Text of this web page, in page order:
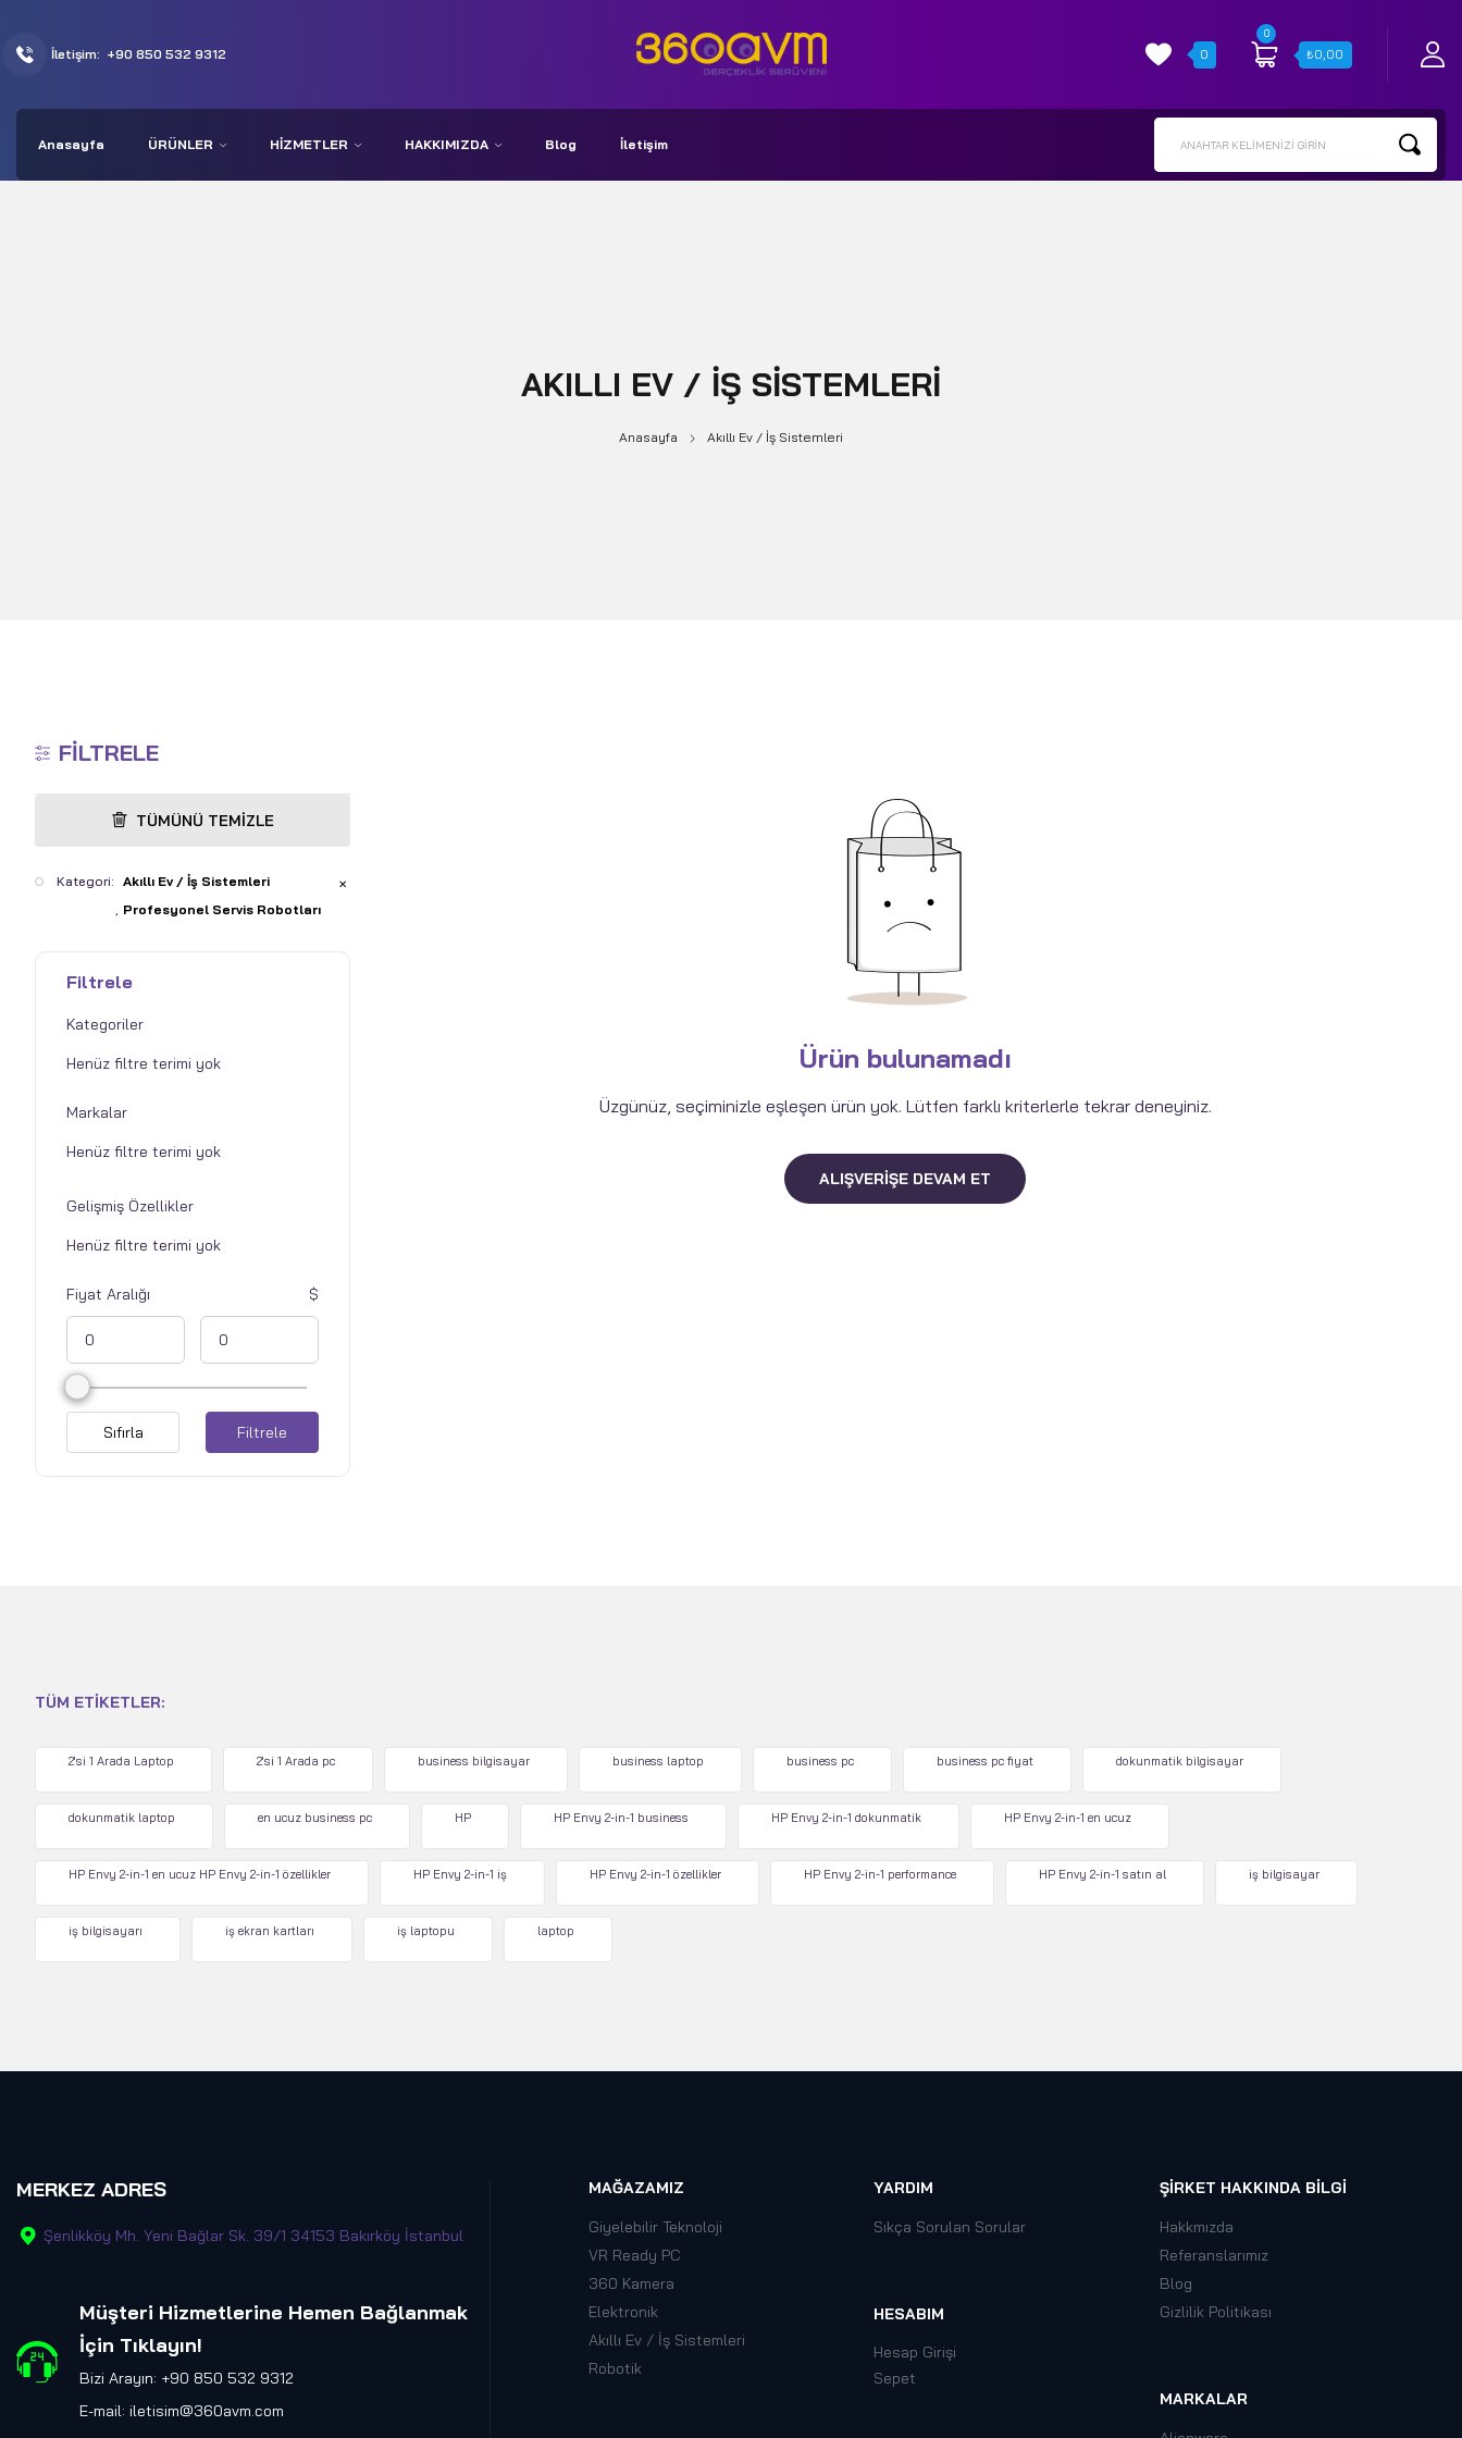
İletişim: +90 850 532 9312 0
0
₺0,00
Anasayfa ÜRÜNLER HIZMETLER HAKKIMIZDA Blog İletişim ANAHTAR KELIMENIZI GIRIN
AKILLI EV / İŞ SISTEMLERI
Anasayfa Akıllı Ev / İş Sistemleri
FILTRELE
TÜMÜNÜ TEMIZLE
Kategori: Akıllı Ev / İş Sistemleri
Profesyonel Servis Robotları
✕
Filtrele
Kategoriler
Markalar
Gelişmiş Özellikler
Fiyat Aralığı
Filtrele
Sıfırla
Ürün bulunamadı
Üzgünüz, seçiminizle eşleşen ürün yok. Lütfen farklı kriterlerle tekrar deneyiniz.
ALIŞVERIŞE DEVAM ET
TÜM ETIKETLER:
2'si 1 Arada Laptop 2'si 1 Arada pc business bilgisayar business laptop business pc business pc fiyat dokunmatik bilgisayar
dokunmatik laptop en ucuz business pc HP HP Envy 2-in-1 business HP Envy 2-in-1 dokunmatik HP Envy 2-in-1 en ucuz
HP Envy 2-in-1 en ucuz HP Envy 2-in-1 özellikler HP Envy 2-in-1 iş HP Envy 2-in-1 özellikler HP Envy 2-in-1 performance HP Envy 2-in-1 satın al iş bilgisayar
iş bilgisayarı iş ekran kartları iş laptopu laptop
MERKEZ ADRES
Şenlikköy Mh. Yeni Bağlar Sk. 39/1 34153 Bakırköy İstanbul
Müşteri Hizmetlerine Hemen Bağlanmak
İçin Tıklayın!
Bizi Arayın: +90 850 532 9312
E-mail: iletisim@360avm.com
MAĞAZAMIZ
Giyelebilir Teknoloji
VR Ready PC
360 Kamera
Elektronik
Akıllı Ev / İş Sistemleri
Robotik
YARDIM
Sıkça Sorulan Sorular
HESABIM
Hesap Girişi
Sepet
ŞIRKET HAKKINDA BILGI
Hakkmızda
Referanslarımız
Blog
Gizlilik Politikası
MARKALAR